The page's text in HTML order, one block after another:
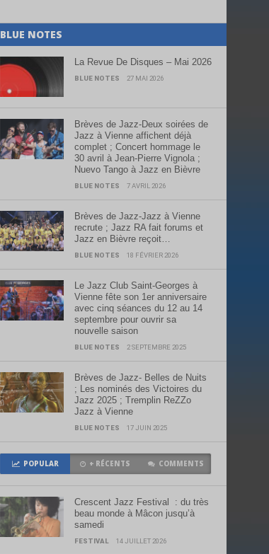
BLUE NOTES
La Revue De Disques – Mai 2026
BLUE NOTES 27 MAI 2026
Brèves de Jazz-Deux soirées de
Jazz à Vienne affichent déjà
complet ; Concert hommage le
30 avril à Jean-Pierre Vignola ;
Nuevo Tango à Jazz en Bièvre
BLUE NOTES 7 AVRIL 2026
Brèves de Jazz-Jazz à Vienne
recrute ; Jazz RA fait forums et
Jazz en Bièvre reçoit…
BLUE NOTES 18 FÉVRIER 2026
Le Jazz Club Saint-Georges à
Vienne fête son 1er anniversaire
avec cinq séances du 12 au 14
septembre pour ouvrir sa
nouvelle saison
BLUE NOTES 2 SEPTEMBRE 2025
Brèves de Jazz- Belles de Nuits
; Les nominés des Victoires du
Jazz 2025 ; Tremplin ReZZo
Jazz à Vienne
BLUE NOTES 17 JUIN 2025
POPULAR + RÉCENTS COMMENTS
Crescent Jazz Festival : du très
beau monde à Mâcon jusqu’à
samedi
FESTIVAL 14 JUILLET 2026